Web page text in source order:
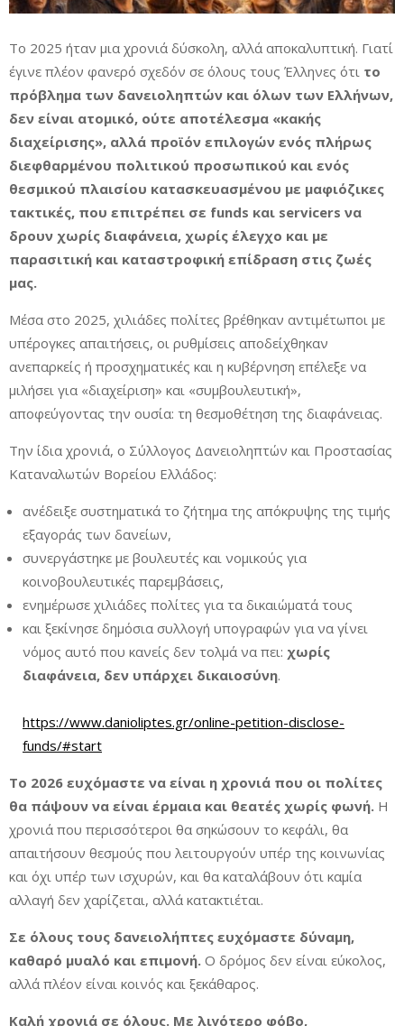
Το 2025 ήταν μια χρονιά δύσκολη, αλλά αποκαλυπτική. Γιατί
έγινε πλέον φανερό σχεδόν σε όλους τους Έλληνες ότι το
πρόβλημα των δανειοληπτών και όλων των Ελλήνων,
δεν είναι ατομικό, ούτε αποτέλεσμα «κακής
διαχείρισης», αλλά προϊόν επιλογών ενός πλήρως
διεφθαρμένου πολιτικού προσωπικού και ενός
θεσμικού πλαισίου κατασκευασμένου με μαφιόζικες
τακτικές, που επιτρέπει σε funds και servicers να
δρουν χωρίς διαφάνεια, χωρίς έλεγχο και με
παρασιτική και καταστροφική επίδραση στις ζωές
μας.
Μέσα στο 2025, χιλιάδες πολίτες βρέθηκαν αντιμέτωποι με
υπέρογκες απαιτήσεις, οι ρυθμίσεις αποδείχθηκαν
ανεπαρκείς ή προσχηματικές και η κυβέρνηση επέλεξε να
μιλήσει για «διαχείριση» και «συμβουλευτική»,
αποφεύγοντας την ουσία: τη θεσμοθέτηση της διαφάνειας.
Την ίδια χρονιά, ο Σύλλογος Δανειοληπτών και Προστασίας
Καταναλωτών Βορείου Ελλάδος:
ανέδειξε συστηματικά το ζήτημα της απόκρυψης της τιμής
εξαγοράς των δανείων,
συνεργάστηκε με βουλευτές και νομικούς για
κοινοβουλευτικές παρεμβάσεις,
ενημέρωσε χιλιάδες πολίτες για τα δικαιώματά τους
και ξεκίνησε δημόσια συλλογή υπογραφών για να γίνει
νόμος αυτό που κανείς δεν τολμά να πει: χωρίς
διαφάνεια, δεν υπάρχει δικαιοσύνη.
https://www.danioliptes.gr/online-petition-disclose-
funds/#start
Το 2026 ευχόμαστε να είναι η χρονιά που οι πολίτες
θα πάψουν να είναι έρμαια και θεατές χωρίς φωνή. Η
χρονιά που περισσότεροι θα σηκώσουν το κεφάλι, θα
απαιτήσουν θεσμούς που λειτουργούν υπέρ της κοινωνίας
και όχι υπέρ των ισχυρών, και θα καταλάβουν ότι καμία
αλλαγή δεν χαρίζεται, αλλά κατακτιέται.
Σε όλους τους δανειολήπτες ευχόμαστε δύναμη,
καθαρό μυαλό και επιμονή. Ο δρόμος δεν είναι εύκολος,
αλλά πλέον είναι κοινός και ξεκάθαρος.
Καλή χρονιά σε όλους. Με λιγότερο φόβο,